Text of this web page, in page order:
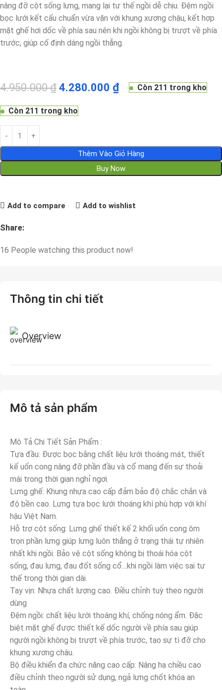
nâng đỡ cột sống lưng, mang lại tư thế ngồi dễ chịu. Đệm ngồi
bọc lưới kết cấu chuẩn vừa vặn với khung xương chậu, kết hợp
mặt ghế hơi dốc về phía sau nên khi ngồi không bị trượt về phía
trước, giúp cố định dáng ngồi thẳng.
4.950.000₫ 4.280.000 ₫ Còn 211 trong kho
Còn 211 trong kho
Thêm Vào Giỏ Hàng
Buy Now
Add to compare Add to wishlist
Share:
16 People watching this product now!
Mô tả sản phẩm
Mô Tả Chi Tiết Sản Phẩm :
Tựa đầu: Được bọc bằng chất liệu lưới thoáng mát, thiết
kế uốn cong nâng đỡ phần đầu và cổ mang đến sự thoải
mái trong thời gian nghỉ ngơi.
Lưng ghế: Khung nhựa cao cấp đảm bảo độ chắc chắn và
độ bền cao. Lưng tựa bọc lưới thoáng khí phù hợp với khí
hậu Việt Nam.
Hỗ trợ cột sống: Lưng ghế thiết kế 2 khối uốn cong ôm
trọn phần lưng giúp lưng luôn thẳng ở trạng thái tự nhiên
nhất khi ngồi. Bảo vệ cột sống không bị thoái hóa cột
sống, đau lưng, đau đốt sống cổ…khi ngồi làm việc sai tư
thế trong thời gian dài.
Tay vịn: Nhựa chất lượng cao. Điều chỉnh tuỳ theo người
dùng
Đệm ngồi: chất liệu lưới thoáng khí, chống nóng ẩm. Đặc
biệt mặt ghế được thiết kế dốc người về phía sau giúp
người ngồi không bị trượt về phía trước, tạo sự tì đỡ cho
khung xương chậu.
Bộ điều khiển đa chức năng cao cấp: Nâng hạ chiều cao
điều chỉnh theo người sử dụng, ngả lưng chốt khóa an
Thông tin chi tiết
Overview